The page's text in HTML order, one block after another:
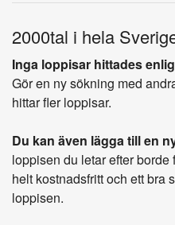
2000tal i hela
Inga loppisar hittades
Gör en ny sökning med
hittar fler loppisar.
Du kan även lägga till en
loppisen du letar efter
helt kostnadsfritt och ett bra
loppisen.